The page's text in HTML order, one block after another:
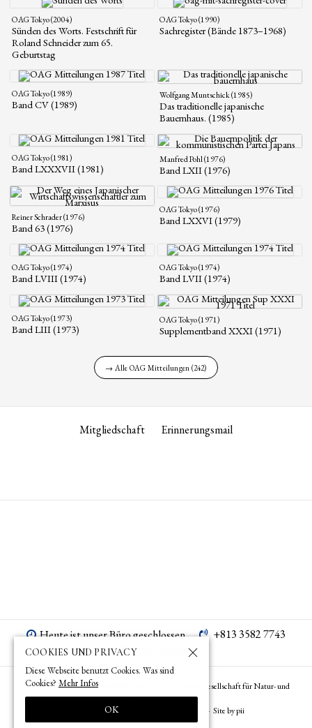
OAG Tokyo (2004)
Sünden des Worts. Festschrift für
Roland Schneider zum 65.
Geburtstag
OAG Tokyo (1990)
Sachregister (Bände 1873–1968)
OAG Tokyo (1989)
Band CV (1989)
Wolfgang Muntschick (1985)
Das traditionelle japanische
Bauernhaus. (1985)
OAG Tokyo (1981)
Band LXXXVII (1981)
Manfred Pohl (1976)
Band LXII (1976)
Reiner Schrader (1976)
Band 63 (1976)
OAG Tokyo (1976)
Band LXXVI (1979)
OAG Tokyo (1974)
Band LVIII (1974)
OAG Tokyo (1974)
Band LVII (1974)
OAG Tokyo (1973)
Band LIII (1973)
OAG Tokyo (1971)
Supplementband XXXI (1971)
→ Alle OAG Mitteilungen (242)
Mitgliedschaft Erinnerungsmail
Heute ist unser Büro geschlossen.
+813 3582 7743
tokyo­@­oag­.­jp
© 1873 (明治6年) – 2026 (
) by OAG – Deutsche Gesellschaft für Natur- und
Völkerkunde Ostasiens (Tokyo)
Impressum
Site by pii
COOKIES UND PRIVACY
Diese Webseite benutzt Cookies. Was sind
Cookies? Mehr Infos
OK